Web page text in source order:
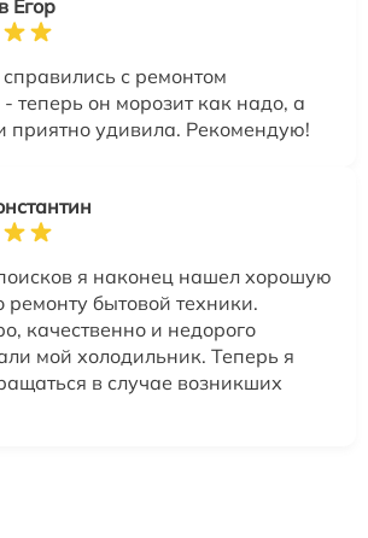
Егор
с ремонтом
теперь он морозит как надо, а
приятно удивила. Рекомендую!
я наконец нашел хорошую
ремонту бытовой техники.
качественно и недорого
мой холодильник. Теперь я
в случае возникших